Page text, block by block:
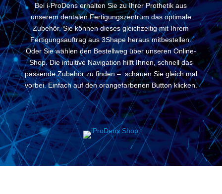
Bei i-ProDens erhalten Sie zu Ihrer Prothetik aus
unserem dentalen Fertigungszentrum das optimale
Zubehör. Sie können dieses gleichzeitig mit Ihrem
Fertigungsauftrag aus 3Shape heraus mitbestellen.
Oder Sie wählen den Bestellweg über unseren Online-
Shop. Die intuitive Navigation hilft Ihnen, schnell das
passende Zubehör zu finden – schauen Sie gleich mal
vorbei. Einfach auf den orangefarbenen Button klicken.